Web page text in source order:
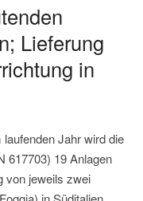
Lieferung
in
Jahr wird die
617703) 19 Anlagen
von jeweils zwei